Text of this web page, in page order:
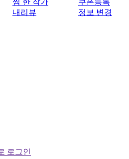
찜 한 작가
내리뷰
쿠폰등록
정보 변경
로그인